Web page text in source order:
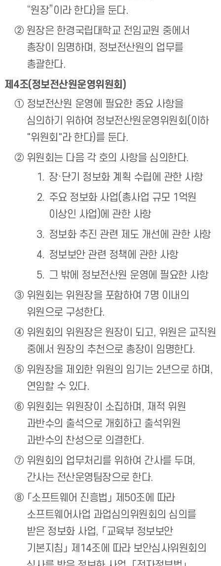
“원장”이라 한다)을 둔다.
원장은 한경국립대학교 전임교원 중에서
총장이 임명하며, 정보전산원의 업무를
총괄한다.
제4조(정보전산원운영위원회)
정보전산원 운영에 필요한 중요 사항을
심의하기 위하여 정보전산원운영위원회(이하
"위원회"라 한다)를 둔다.
위원회는 다음 각 호의 사항을 심의한다.
장·단기 정보화 계획 수립에 관한 사항
주요 정보화 사업(총사업 규모 1억원
이상인 사업)에 관한 사항
정보화 추진 관련 제도 개선에 관한 사항
정보보안 관련 정책에 관한 사항
그 밖에 정보전산원 운영에 필요한 사항
위원회는 위원장을 포함하여 7명 이내의
위원으로 구성한다.
위원회의 위원장은 원장이 되고, 위원은 교직원
중에서 원장의 추천으로 총장이 임명한다.
위원장을 제외한 위원의 임기는 2년으로 하며,
연임할 수 있다.
위원회는 위원장이 소집하며, 재적 위원
과반수의 출석으로 개회하고 출석위원
과반수의 찬성으로 의결한다.
위원회의 업무처리를 위하여 간사를 두며,
간사는 전산운영팀장으로 한다.
「소프트웨어 진흥법」 제50조에 따라
소프트웨어사업 과업심의위원회의 심의를
받은 정보화 사업, 「교육부 정보보안
기본지침」 제14조에 따라 보안심사위원회의